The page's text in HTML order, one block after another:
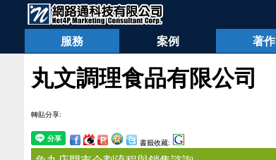
服務 案例 著作
丸文調理食品有限公司
轉貼分享:
書籤收藏: